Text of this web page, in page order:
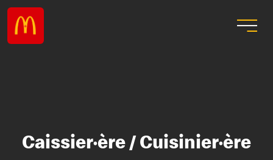
Caissier·ère / Cuisinier·ère